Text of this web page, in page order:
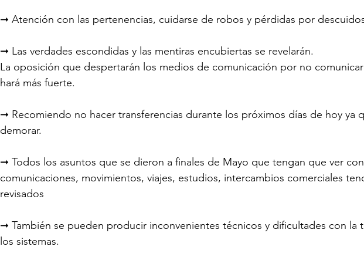
➞ Atención con las pertenencias, cuidarse de robos y pérdidas por
➞ Las verdades escondidas y las mentiras encubiertas se revelarán.
La oposición que despertarán los medios de comunicación por no
hará más fuerte.
➞ Recomiendo no hacer transferencias durante los próximos días de hoy ya
demorar.
➞ Todos los asuntos que se dieron a finales de Mayo que tengan que ver con
comunicaciones, movimientos, viajes, estudios, intercambios comerciales
revisados
➞ También se pueden producir inconvenientes técnicos y dificultades con la
los sistemas.